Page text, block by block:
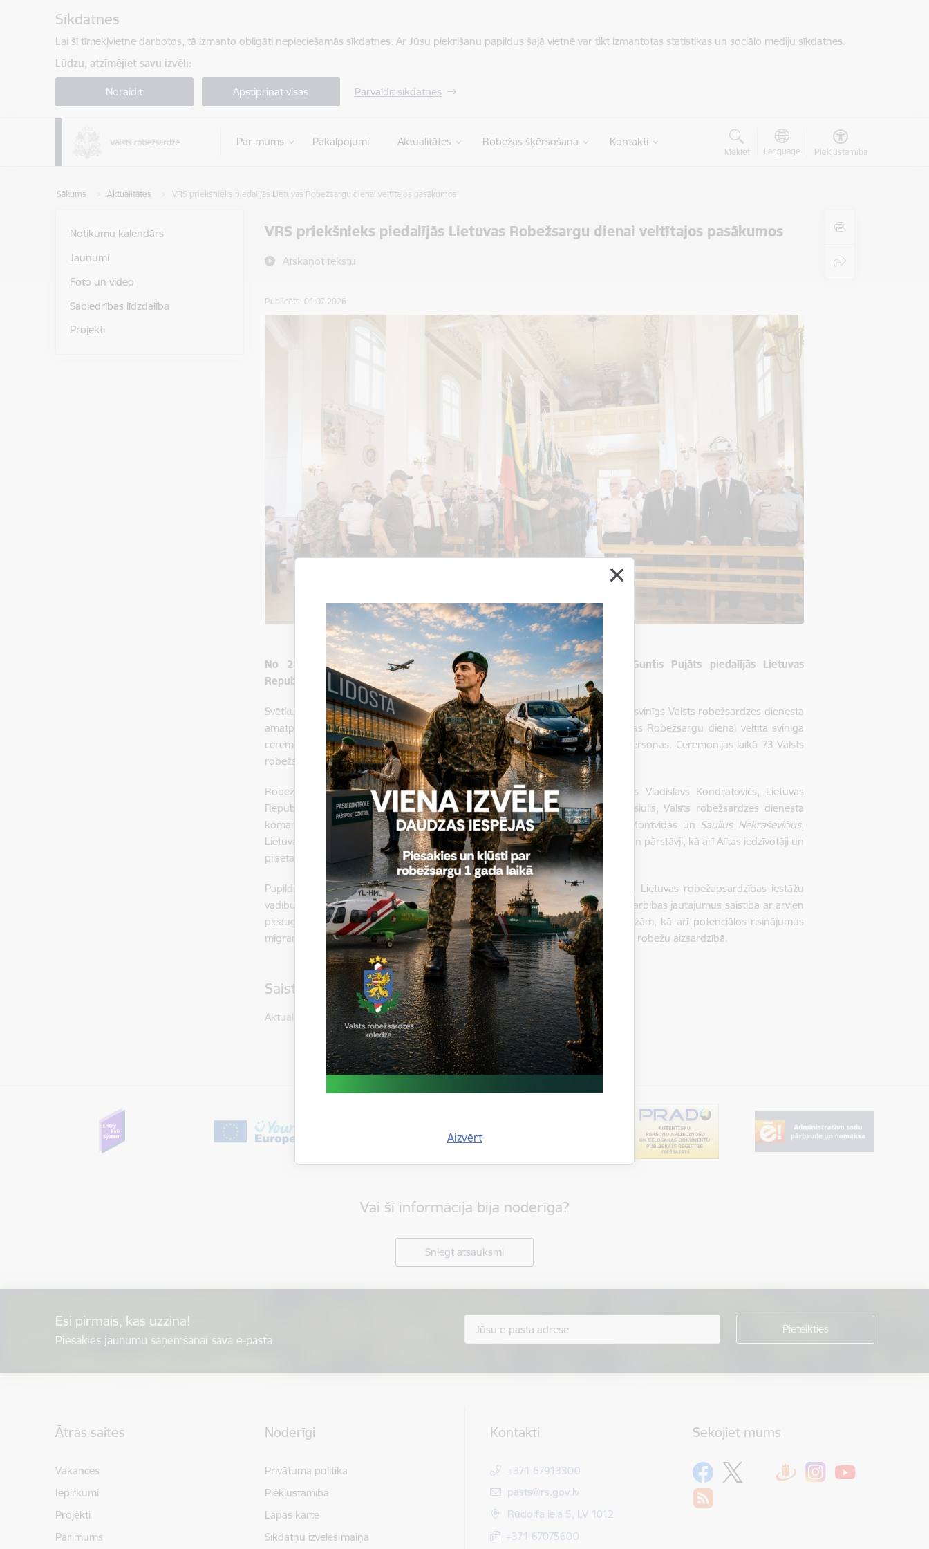
Sīkdatnes
Lai šī tīmekļvietne darbotos, tā izmanto obligāti nepieciešamās sīkdatnes. Ar Jūsu piekrišanu papildus šajā vietnē var tikt izmantotas statistikas un sociālo mediju sīkdatnes.
Lūdzu, atzīmējiet savu izvēli:
Noraidīt Apstiprināt visas Pārvaldīt sīkdatnes
Par mums Pakalpojumi Aktualitātes Robežas šķērsošana Kontakti
Meklēt Language Piekļūstamība
Sākums Aktualitātes VRS priekšnieks piedalījās Lietuvas Robežsargu dienai veltītajos pasākumos
VRS priekšnieks piedalījās Lietuvas Robežsargu dienai veltītajos pasākumos
Atskaņot tekstu
Aizvērt
Notikumu kalendārs
Jaunumi
Foto un video
Sabiedrības līdzdalība
Projekti
Publicēts: 01.07.2026.
No 28. līdz 30. jūnijam Valsts robežsardzes priekšnieks ģenerālis Guntis Pujāts piedalījās Lietuvas
Republikas Robežsargu dienai veltītajos svinīgajos pasākumos Alītā.
Svētku pasākumi sākās ar svēto misi Svēto Eņģeļu Sargu baznīcā, kam sekoja svinīgs Valsts robežsardzes dienesta
amatpersonu gājiens pa Alītas ielām uz centrālo Rātslaukumu. Tajā norisinājās Robežsargu dienai veltītā svinīgā
ceremonija, kuras laikā tika godinātas un apbalvotas dienesta izcilākās amatpersonas. Ceremonijas laikā 73 Valsts
robežsardzes skolas absolventi nodeva uzticības zvērestu Lietuvas Republikai.
Robežsargu dienas svinībās piedalījās Lietuvas Republikas iekšlietu ministrs Vladislavs Kondratovičs, Lietuvas
Republikas prezidenta padomnieks Andrjus Varnelis, Alītas mērs Nerijus Cesiulis, Valsts robežsardzes dienesta
komandieris ģenerālis Rustamas Ļubajevas, komandiera vietnieki Antanas Montvidas un Saulius Nekraševičius,
Lietuvas Bruņoto spēku un Iekšlietu ministrijas padotībā esošo iestāžu vadītāji un pārstāvji, kā arī Alītas iedzīvotāji un
pilsētas viesi.
Papildus vizītes ietvaros Valsts robežsardzes priekšnieks ar Polijas, Ukrainas, Lietuvas robežapsardzības iestāžu
vadību un Somijas sakaru virsnieku pārrunāja divpusējās un daudzpusējās sadarbības jautājumus saistībā ar arvien
pieaugošo nelegālās migrācijas spiedienu uz Eiropas Savienības ārējām robežām, kā arī potenciālos risinājumus
migrantu krīzes pārvarēšanai, stiprinot atbalsta sniegšanas spējas Eiropas ārējo robežu aizsardzībā.
Saistītas tēmas
Aktualitātes: Vizītes un tikšanās
Vai šī informācija bija noderīga?
Sniegt atsauksmi
Esi pirmais, kas uzzina!
Piesakies jaunumu saņemšanai savā e-pastā.
Ātrās saites
Vakances
Iepirkumi
Projekti
Par mums
Noderīgi
Privātuma politika
Piekļūstamība
Lapas karte
Sīkdatņu izvēles maiņa
Kontakti
+371 67913300
E-pasts:
pasts@rs.gov.lv
Rūdolfa iela 5, LV 1012
+371 67075600
Sekojiet mums